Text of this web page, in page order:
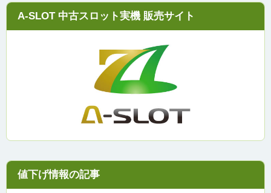
A-SLOT 中古スロット実機 販売サイト